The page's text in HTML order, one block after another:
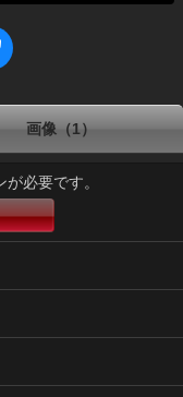
画像（1）
必要です。